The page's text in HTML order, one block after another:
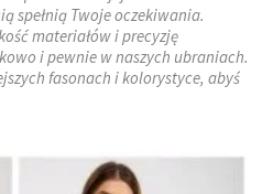
spełnią Twoje oczekiwania.
materiałów i precyzję
i pewnie w naszych ubraniach.
fasonach i kolorystyce, abyś